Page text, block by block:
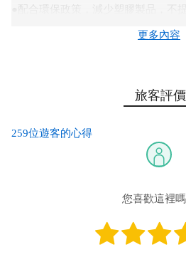
●資訊與價格若有異動，請以會館現
●孩童身高90公分以下，現場測量後
●空調設置，戶外窗透氣設施。
●湯屋內另提供飲用礦泉水。
更多內容
旅客評價
259位遊客的心得
您喜歡這裡嗎